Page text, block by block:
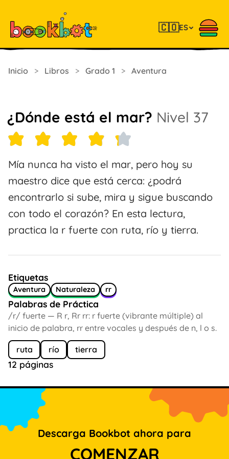
🇨🇴ES
Inicio > Libros > Grado 1 > Aventura
¿Dónde está el mar? Nivel 37
Mía nunca ha visto el mar, pero hoy su
maestro dice que está cerca: ¿podrá
encontrarlo si sube, mira y sigue buscando
con todo el corazón? En esta lectura,
practica la r fuerte con ruta, río y tierra.
Etiquetas
Aventura Naturaleza rr
Palabras de Práctica
/r/ fuerte — R r, Rr rr: r fuerte (vibrante múltiple) al
inicio de palabra, rr entre vocales y después de n, l o s.
ruta río tierra
12 páginas
Descarga Bookbot ahora para
COMENZAR